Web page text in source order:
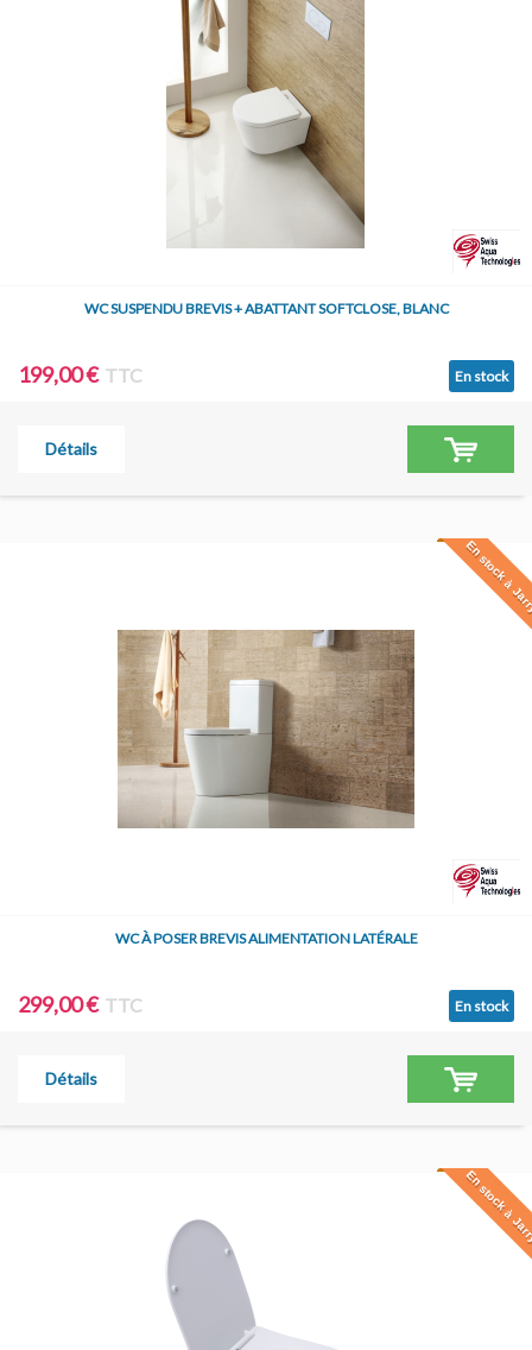
WC SUSPENDU BREVIS + ABATTANT SOFTCLOSE, BLANC
199,00 € TTC En stock
Détails
En stock à
WC À POSER BREVIS ALIMENTATION LATÉRALE
299,00 € TTC En stock
Détails
En stock à